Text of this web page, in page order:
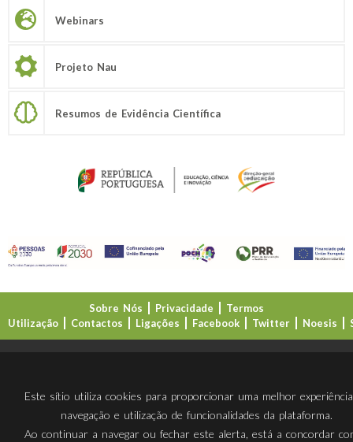
Webinars
Projeto Nau
Resumos de Evidência Científica
Sobre Nós Privacidade
Termos
Utilização
Contactos Ligações Facebook Twitter Noesis
Este sítio utiliza cookies para proporcionar uma melhor
navegação e utilização de funcionalidades da plataforma.
Ao continuar a navegar ou fechar este alerta, está a concordar